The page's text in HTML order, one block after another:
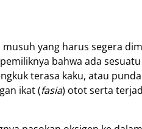
yang harus segera
bahwa ada
terasa kaku, atau
ikat (fasia) otot serta